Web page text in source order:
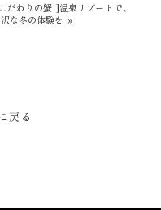
だわりの蟹 ]温泉リゾートで、
な冬の体験を »
戻る